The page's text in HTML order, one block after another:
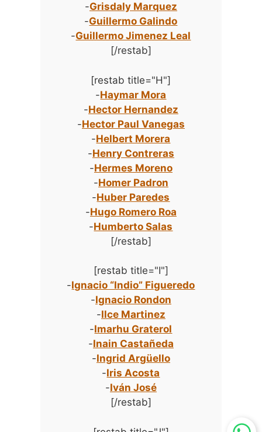
-Grisdaly Marquez
-Guillermo Galindo
-Guillermo Jimenez Leal
[/restab]
[restab title="H"]
-Haymar Mora
-Hector Hernandez
-Hector Paul Vanegas
-Helbert Morera
-Henry Contreras
-Hermes Moreno
-Homer Padron
-Huber Paredes
-Hugo Romero Roa
-Humberto Salas
[/restab]
[restab title="I"]
-Ignacio “Indio” Figueredo
-Ignacio Rondon
-Ilce Martinez
-Imarhu Graterol
-Inain Castañeda
-Ingrid Argüello
-Iris Acosta
-Iván José
[/restab]